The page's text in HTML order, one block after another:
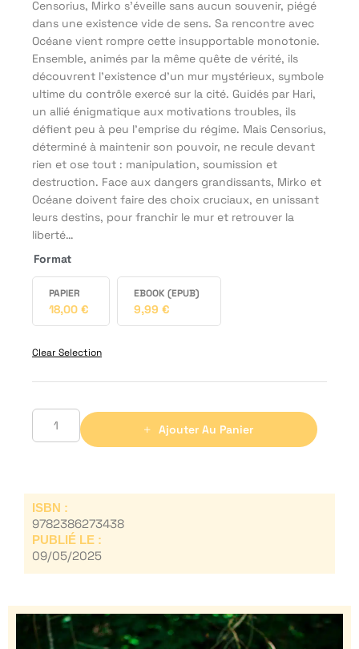
Censorius, Mirko s’éveille sans aucun souvenir, piégé
dans une existence vide de sens. Sa rencontre avec
Océane vient rompre cette insupportable monotonie.
Ensemble, animés par la même quête de vérité, ils
découvrent l’existence d’un mur mystérieux, symbole
ultime du contrôle exercé sur la cité. Guidés par Hari,
un allié énigmatique aux motivations troubles, ils
défient peu à peu l’emprise du régime. Mais Censorius,
déterminé à maintenir son pouvoir, ne recule devant
rien et ose tout : manipulation, soumission et
destruction. Face aux dangers grandissants, Mirko et
Océane doivent faire des choix cruciaux, en unissant
leurs destins, pour franchir le mur et retrouver la
liberté…
Format
PAPIER
18,00 €
EBOOK (EPUB)
9,99 €
Clear Selection
Ajouter Au Panier
ISBN :
9782386273438
PUBLIÉ LE :
09/05/2025